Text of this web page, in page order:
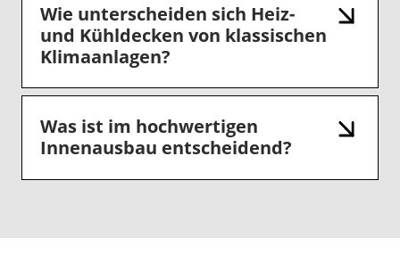
Wie unterscheiden sich Heiz-
und Kühldecken von klassischen
Klimaanlagen?
Was ist im hochwertigen
Innenausbau entscheidend?